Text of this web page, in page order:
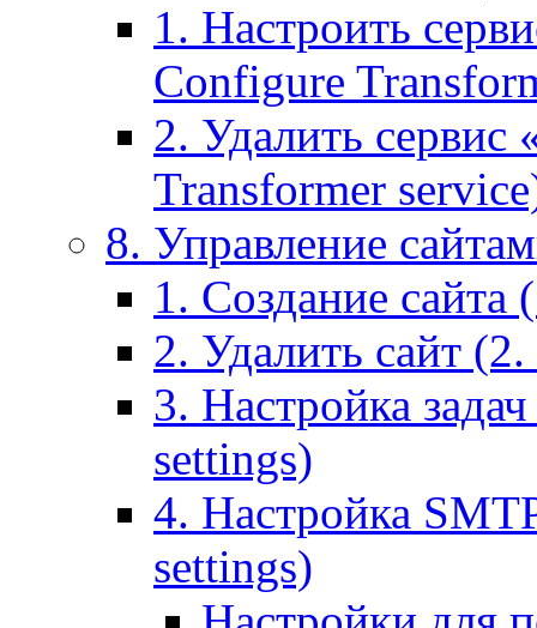
1. Настроить
Configure
2. Удалить сервис
Transformer
8. Управление
1. Создание сайта
2. Удалить сайт
3. Настройка
settings)
4. Настройка
settings)